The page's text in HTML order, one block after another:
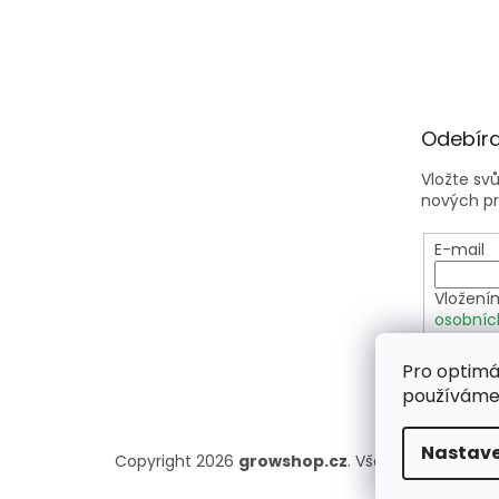
Pro
Vložte
nových
E-mail
Copyright 2026 growshop.cz. Všechna práva